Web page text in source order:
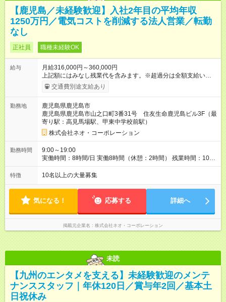
【鹿児島／未経験歓迎】入社2年目の平均年収
1250万円／電気コストを削減する法人営業／転勤
なし
正社員 職種未経験OK
給与
月給316,000円～360,000円
上記額にはみなし残業代を含みます。※超過分は全額支給いたし
ます。 みなし残業代 90,000円 ～ 100,000円／月 みなし残業時
間 45時間／月 完全歩合ではありません。未経験スタートでも、
がら、じっくりプロの営業スキルを学べます！ 【月給補足】 試
用期間中：26.6万円 試用期間終了後：31.6万円～36万円 【賞
与】 年2回（6月・12月） 【昇給】 実績に応じて毎月査定（規
定に準ずる） 【月給と賞与以外にプラスで支給される手当】 ■
インセンティブ（毎月） 実績に応じて上限なく支給 ■社内キャ
ンペーン（年数回） 優秀な成績を残した社員に賞金支給 ■役職
手当 →主任:月4万円 →係長:月8万円 →課長代理:月12万円 →課
円/月 →管理者代理10万円/月 →管理者20万円/月 ■交通費支給
（規定あり） ■資格手当（試用期間後、毎月） ■安全運転手当
（試用期間後、毎月） 【試用期間】試用期間あり 試用期間の長
さ：6ヶ月 ※ 雇用形態と給与に、本採用時と異なる部分がありま
す。 雇用形態：本採用時と同じです。 給与：月給 266,000円以
上 上記額にはみなし残業代を含みます。※超過分は全額支給い
／月 試用期間2ヶ月～6ヶ月 ※1カ月毎の実績査定により、試用
更なし
交通費別途支給あり
勤務地
鹿児島県鹿児島市
鹿児島県鹿児島市山之口町3番31号 住友生命鹿児島ビル3F（最
寄り駅：高見馬場駅、甲東中学校前駅）
株式会社ネオ・コーポレーション
勤務時間
9:00～19:00
実働時間：8時間/日 実働8時間（休憩：2時間） 残業時間：10時
間～20時間
特徴 10名以上の大量募集
気になる！ 応募する 詳細へ
掲載元企業名 株式会社ネオ・コーポレーション
未読
【九州のエンタメを支える】未経験歓迎のメンテ
ナンススタッフ｜年休120日／賞与年2回／基本土
日祝休み